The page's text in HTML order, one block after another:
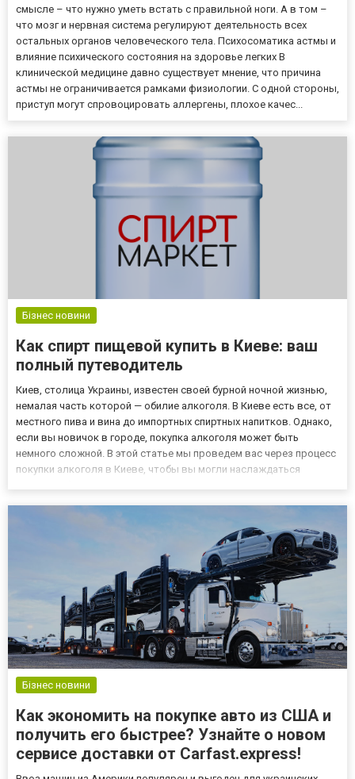
смысле – что нужно уметь встать с правильной ноги. А в том –
что мозг и нервная система регулируют деятельность всех
остальных органов человеческого тела. Психосоматика астмы и
влияние психического состояния на здоровье легких В
клинической медицине давно существует мнение, что причина
астмы не ограничивается рамками физиологии. С одной стороны,
приступ могут спровоцировать аллергены, плохое качес...
Бізнес новини
Как спирт пищевой купить в Киеве: ваш
полный путеводитель
Киев, столица Украины, известен своей бурной ночной жизнью,
немалая часть которой — обилие алкоголя. В Киеве есть все, от
местного пива и вина до импортных спиртных напитков. Однако,
если вы новичок в городе, покупка алкоголя может быть
немного сложной. В этой статье мы проведем вас через процесс
покупки алкоголя в Киеве, чтобы вы могли наслаждаться
Бізнес новини
Как экономить на покупке авто из США и
получить его быстрее? Узнайте о новом
сервисе доставки от Carfast.express!